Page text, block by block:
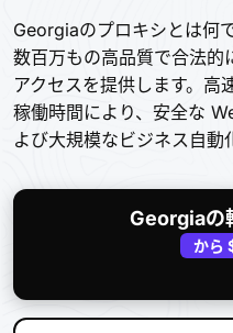
Georgiaのプロキシとは何
数百万もの高品質で合法
アクセスを提供します。高
稼働時間により、安全な
よび大規模なビジネス自動
Georgiaの
から